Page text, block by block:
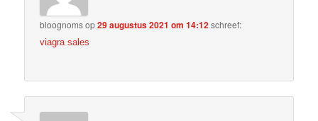
bloognomsop29 augustus 2021 om 14:12schreef:
viagra sales